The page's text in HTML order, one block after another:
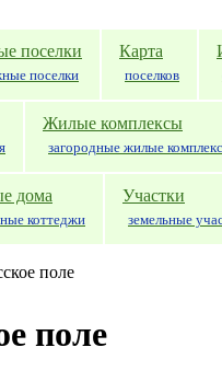
содержанию
поселки
поселки
Карта
поселков
Жилые комплексы
загородные жилые
дома
коттеджи
Участки
земельные
поле
поле